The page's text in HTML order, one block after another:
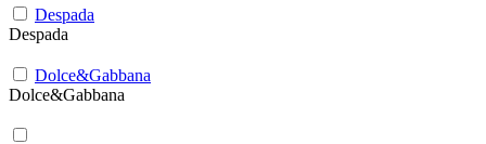
Despada
Despada
Dolce&Gabbana
Dolce&Gabbana